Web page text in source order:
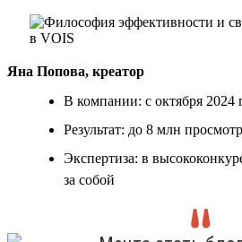
Яна Попова, креатор
В компании: с октября 2024
Результат: до 8 млн
Экспертиза: в
за собой